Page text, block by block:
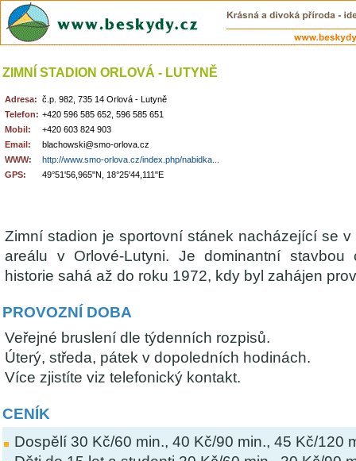
ZIMNÍ STADION ORLOVÁ - LUTYNĚ
Adresa: č.p. 982, 735 14 Orlová - Lutyně
Telefon: +420 596 585 652, 596 585 651
Mobil:
+420 603 824 903
Email:
blachowski@smo-orlova.cz
WWW:
http://www.smo-orlova.cz/index.php/nabidka...
GPS:
49°51'56,965"N, 18°25'44,111"E
Zimní stadion je sportovní stánek nacházející se
areálu v Orlové-Lutyni. Je dominantní
historie sahá až do roku 1972, kdy byl zahájen
PROVOZNÍ DOBA
Veřejné bruslení dle týdenních rozpisů.
Úterý, středa, pátek v dopoledních hodinách.
Více zjistíte viz telefonický kontakt.
CENÍK
Dospělí 30 Kč/60 min., 40 Kč/90 min., 45 Kč/120